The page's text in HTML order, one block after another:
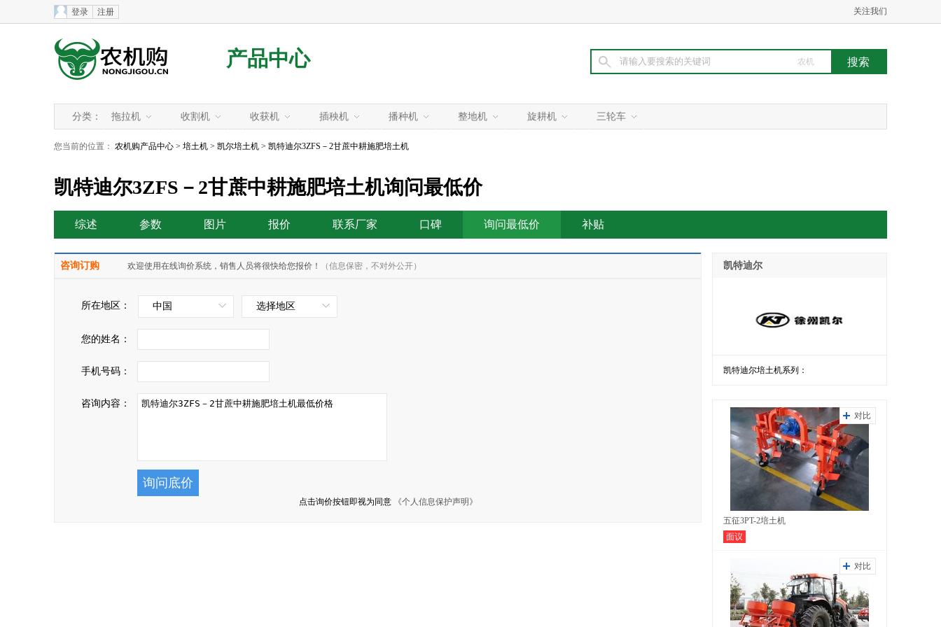
登录 注册 关注我们
产品中心 农机
分类： 拖拉机 收割机 收获机 插秧机 播种机 整地机 旋耕机 三轮车
您当前的位置： 农机购产品中心 > 培土机 > 凯尔培土机 > 凯特迪尔3ZFS－2甘蔗中耕施肥培土机
凯特迪尔3ZFS－2甘蔗中耕施肥培土机询问最低价
综述 参数 图片 报价 联系厂家 口碑 询问最低价 补贴
咨询订购 欢迎使用在线询价系统，销售人员将很快给您报价！ （信息保密，不对外公开）
所在地区： 中国 选择地区
您的姓名：
手机号码：
咨询内容：
点击询价按钮即视为同意 《个人信息保护声明》
凯特迪尔
凯特迪尔培土机系列：
五征3PT-2培土机
面议
对比
对比